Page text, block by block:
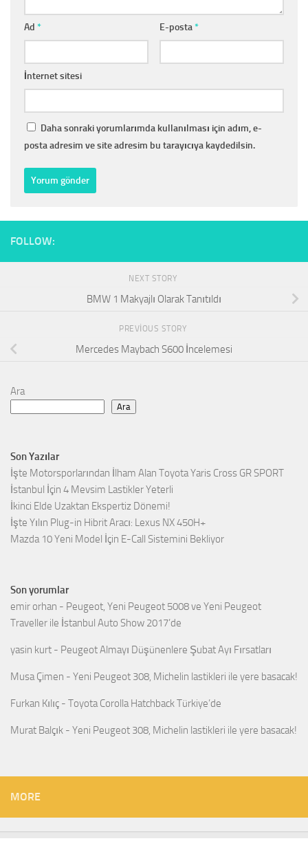
Ad * E-posta*
İnternet sitesi
Daha sonraki yorumlarımda kullanılması için adım, e-
posta adresim ve site adresim bu tarayıcıya kaydedilsin.
FOLLOW:
NEXT STORY
BMW 1 Makyajlı Olarak Tanıtıldı
PREVIOUS STORY
Mercedes Maybach S600 İncelemesi
Ara
Ara
Son Yazılar
İşte Motorsporlarından İlham Alan Toyota Yaris Cross GR SPORT
İstanbul İçin 4 Mevsim Lastikler Yeterli
İkinci Elde Uzaktan Ekspertiz Dönemi!
İşte Yılın Plug-in Hibrit Aracı: Lexus NX 450H+
Mazda 10 Yeni Model İçin E-Call Sistemini Bekliyor
Son yorumlar
emir orhan - Peugeot, Yeni Peugeot 5008 ve Yeni Peugeot
Traveller ile İstanbul Auto Show 2017’de
yasin kurt - Peugeot Almayı Düşünenlere Şubat Ayı Fırsatları
Musa Çimen - Yeni Peugeot 308, Michelin lastikleri ile yere basacak!
Furkan Kılıç - Toyota Corolla Hatchback Türkiye’de
Murat Balçık - Yeni Peugeot 308, Michelin lastikleri ile yere basacak!
MORE